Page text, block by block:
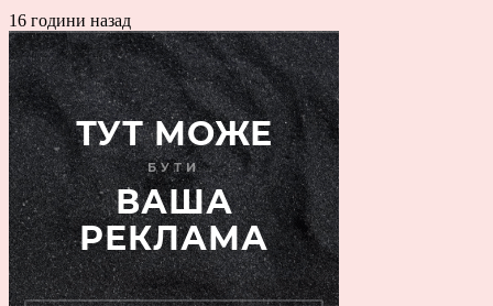
16 години назад